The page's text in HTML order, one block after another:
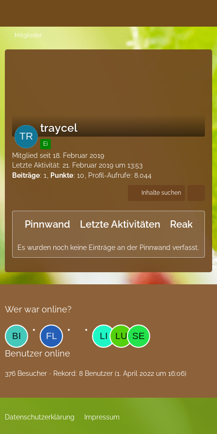
Mitglieder
traycel
Ei
Mitglied seit 18. Februar 2019
Letzte Aktivität: 21. Februar 2019 um 13:53
Beiträge 1 Punkte 10 Profil-Aufrufe 8.044
Inhalte suchen
Pinnwand Letzte Aktivitäten
Es wurden noch keine Einträge an der Pinnwand verfasst.
Wer war online?
Benutzer online
376 Besucher Rekord: 8 Benutzer (1. April 2022 um 16:06)
Datenschutzerklärung Impressum